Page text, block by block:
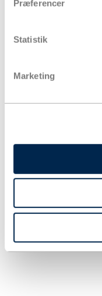
Præferencer
Statistik
Marketing